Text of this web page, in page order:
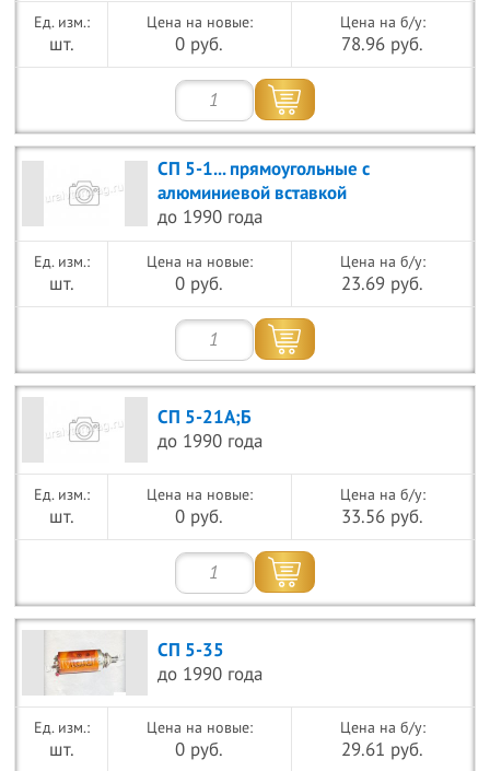
шт.
Цена на новые:
0 руб.
Цена на б/у:
78.96 руб.
СП 5-1... прямоугольные с
алюминиевой вставкой
до 1990 года
шт.
Цена на новые:
0 руб.
Цена на б/у:
23.69 руб.
СП 5-21А;Б
до 1990 года
шт.
Цена на новые:
0 руб.
Цена на б/у:
33.56 руб.
СП 5-35
до 1990 года
шт.
Цена на новые:
0 руб.
Цена на б/у:
29.61 руб.